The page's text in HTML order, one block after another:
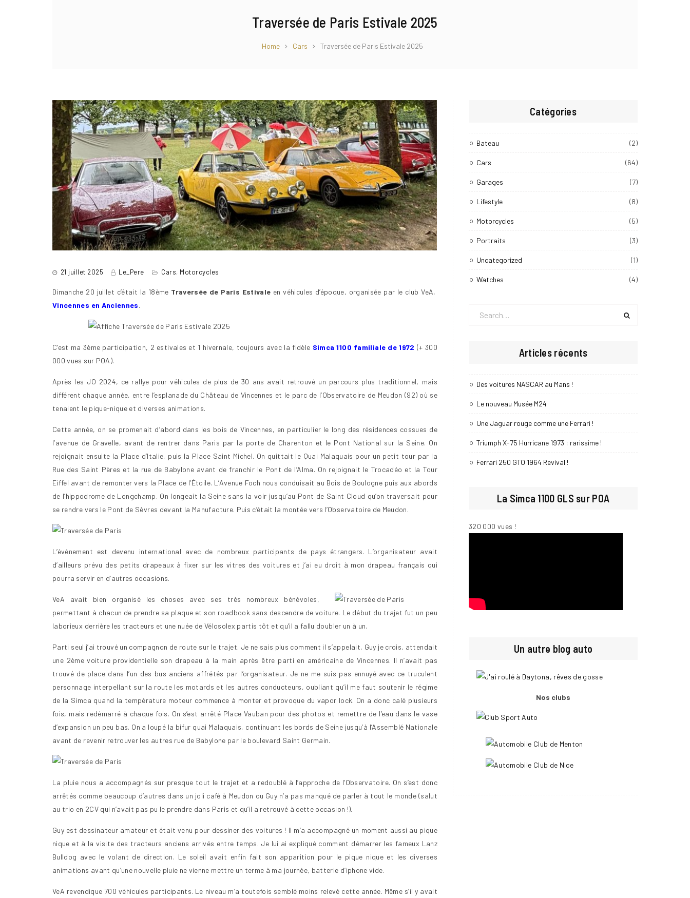
Traversée de Paris Estivale 2025
Home Cars Traversée de Paris Estivale 2025
21 juillet 2025 Le_Pere Cars, Motorcycles
Dimanche 20 juillet c’était la 18ème Traversée de Paris Estivale en véhicules d’époque, organisée par le club VeA,
Vincennes en Anciennes.
C’est ma 3ème participation, 2 estivales et 1 hivernale, toujours avec la fidèle Simca 1100 familiale de 1972 (+ 300
000 vues sur POA).
Après les JO 2024, ce rallye pour véhicules de plus de 30 ans avait retrouvé un parcours plus traditionnel, mais
différent chaque année, entre l’esplanade du Château de Vincennes et le parc de l’Observatoire de Meudon (92) où se
tenaient le pique-nique et diverses animations.
Cette année, on se promenait d’abord dans les bois de Vincennes, en particulier le long des résidences cossues de
l’avenue de Gravelle, avant de rentrer dans Paris par la porte de Charenton et le Pont National sur la Seine. On
rejoignait ensuite la Place d’Italie, puis la Place Saint Michel. On quittait le Quai Malaquais pour un petit tour par la
Rue des Saint Pères et la rue de Babylone avant de franchir le Pont de l’Alma. On rejoignait le Trocadéo et la Tour
Eiffel avant de remonter vers la Place de l’Étoile. L’Avenue Foch nous conduisait au Bois de Boulogne puis aux abords
de l’hippodrome de Longchamp. On longeait la Seine sans la voir jusqu’au Pont de Saint Cloud qu’on traversait pour
se rendre vers le Pont de Sèvres devant la Manufacture. Puis c’était la montée vers l’Observatoire de Meudon.
L’événement est devenu international avec de nombreux participants de pays étrangers. L’organisateur avait
d’ailleurs prévu des petits drapeaux à fixer sur les vitres des voitures et j’ai eu droit à mon drapeau français qui
pourra servir en d’autres occasions.
VeA avait bien organisé les choses avec ses très nombreux bénévoles,
permettant à chacun de prendre sa plaque et son roadbook sans descendre de voiture. Le début du trajet fut un peu
laborieux derrière les tracteurs et une nuée de Vélosolex partis tôt et qu’il a fallu doubler un à un.
Parti seul j’ai trouvé un compagnon de route sur le trajet. Je ne sais plus comment il s’appelait, Guy je crois, attendait
une 2ème voiture providentielle son drapeau à la main après être parti en américaine de Vincennes. Il n’avait pas
trouvé de place dans l’un des bus anciens affrétés par l’organisateur. Je ne me suis pas ennuyé avec ce truculent
personnage interpellant sur la route les motards et les autres conducteurs, oubliant qu’il me faut soutenir le régime
de la Simca quand la température moteur commence à monter et provoque du vapor lock. On a donc calé plusieurs
fois, mais redémarré à chaque fois. On s’est arrêté Place Vauban pour des photos et remettre de l’eau dans le vase
d’expansion un peu bas. On a loupé la bifur quai Malaquais, continuant les bords de Seine jusqu’à l’Assemblé Nationale
avant de revenir retrouver les autres rue de Babylone par le boulevard Saint Germain.
La pluie nous a accompagnés sur presque tout le trajet et a redoublé à l’approche de l’Observatoire. On s’est donc
arrêtés comme beaucoup d’autres dans un joli café à Meudon ou Guy n’a pas manqué de parler à tout le monde (salut
au trio en 2CV qui n’avait pas pu le prendre dans Paris et qu’il a retrouvé à cette occasion !).
Guy est dessinateur amateur et était venu pour dessiner des voitures ! Il m’a accompagné un moment aussi au pique
nique et à la visite des tracteurs anciens arrivés entre temps. Je lui ai expliqué comment démarrer les fameux Lanz
Bulldog avec le volant de direction. Le soleil avait enfin fait son apparition pour le pique nique et les diverses
animations avant qu’une nouvelle pluie ne vienne mettre un terme à ma journée, batterie d’iphone vide.
VeA revendique 700 véhicules participants. Le niveau m’a toutefois semblé moins relevé cette année. Même s’il y avait
Catégories
Bateau (2)
Cars (64)
Garages (7)
Lifestyle (8)
Motorcycles (5)
Portraits (3)
Uncategorized (1)
Watches (4)
Articles récents
Des voitures NASCAR au Mans !
Le nouveau Musée M24
Une Jaguar rouge comme une Ferrari !
Triumph X-75 Hurricane 1973 : rarissime !
Ferrari 250 GTO 1964 Revival !
La Simca 1100 GLS sur POA
320 000 vues !
Un autre blog auto
Nos clubs